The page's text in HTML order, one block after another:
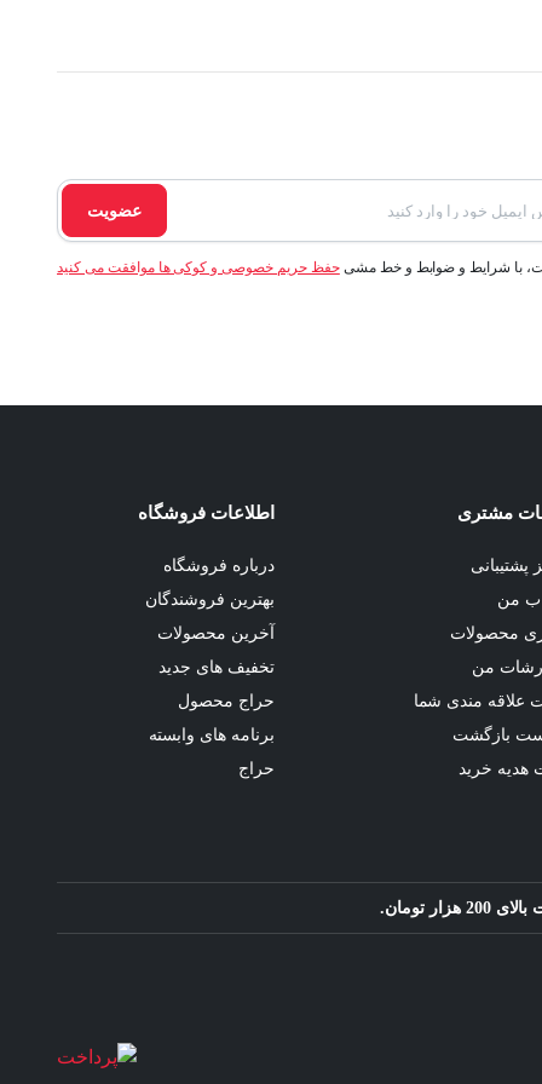
عضویت
با شرایط و ضوابط و خط مشیحفظ حریم خصوصی و کوکی ها موافقت می کنید
مشتری
پشتیبانی
من
محصولات
من
علاقه مندی شما
بازگشت
هدیه خرید
اطلاعات فروشگاه
درباره فروشگاه
بهترین فروشندگان
آخرین محصولات
تخفیف های جدید
حراج محصول
برنامه های وابسته
حراج
تومان.